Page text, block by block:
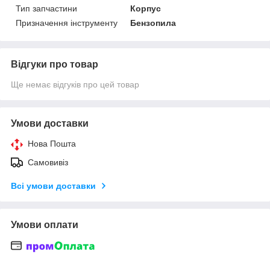
Тип запчастини
Корпус
Призначення інструменту
Бензопила
Відгуки про товар
Ще немає відгуків про цей товар
Умови доставки
Нова Пошта
Самовивіз
Всі умови доставки
Умови оплати